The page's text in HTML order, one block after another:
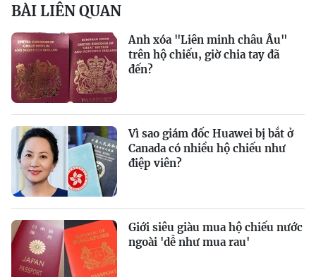
BÀI LIÊN QUAN
Anh xóa "Liên minh châu Âu"
trên hộ chiếu, giờ chia tay đã
đến?
Vì sao giám đốc Huawei bị bắt ở
Canada có nhiều hộ chiếu như
điệp viên?
Giới siêu giàu mua hộ chiếu nước
ngoài 'dễ như mua rau'